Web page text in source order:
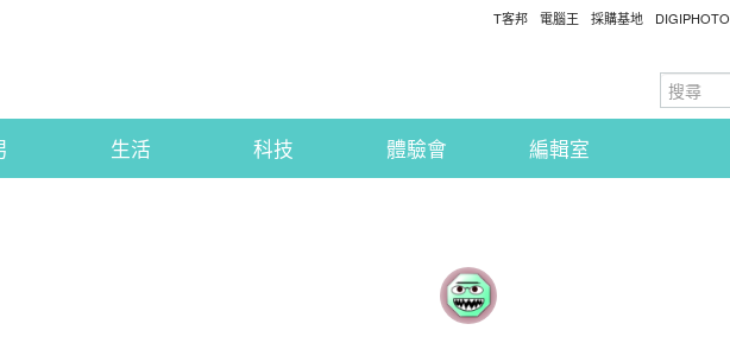
T客邦 電腦王 採購基地 DIGIPHOTO
生活 科技 體驗會 編輯室